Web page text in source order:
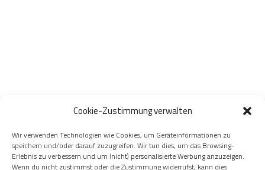
Cookie-Zustimmung verwalten
Wir verwenden Technologien wie Cookies, um Geräteinformationen zu
speichern und/oder darauf zuzugreifen. Wir tun dies, um das Browsing-
Erlebnis zu verbessern und um (nicht) personalisierte Werbung anzuzeigen.
Wenn du nicht zustimmst oder die Zustimmung widerrufst, kann dies